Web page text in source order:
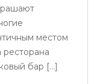
местом
бар [...]